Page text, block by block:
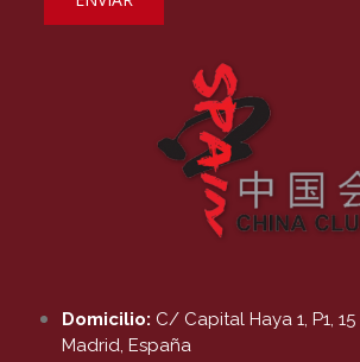
Domicilio: C/ Capital Haya 1, P1,
Madrid, España